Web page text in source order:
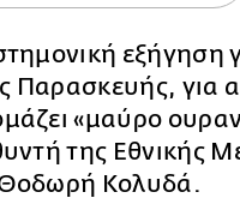
εξήγηση
Παρασκευής, για
«μαύρο
της Εθνικής
Κολυδά.